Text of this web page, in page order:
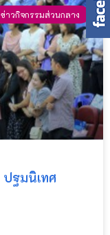
ข่าวกิจกรรมส่วนกลาง
ปฐมนิเทศ